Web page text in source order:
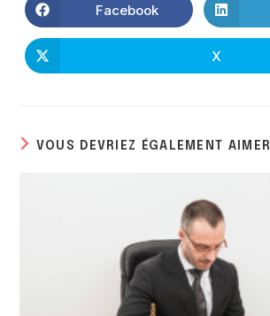
Facebook
X
VOUS DEVRIEZ ÉGALEMENT AIMER